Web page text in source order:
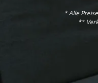
* Alle
**